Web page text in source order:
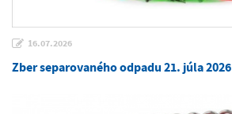
16.07.2026
Zber separovaného odpadu 21. júla 2026